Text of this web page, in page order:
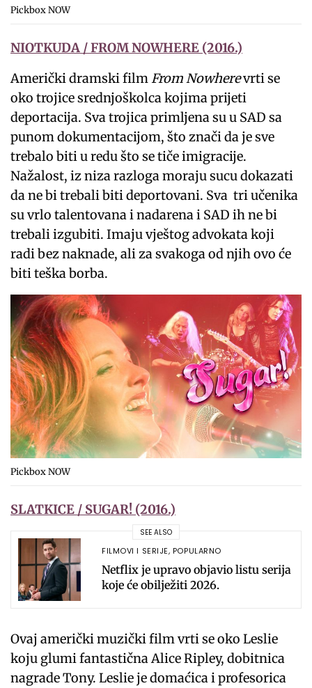
Pickbox NOW
NIOTKUDA / FROM NOWHERE (2016.)
Američki dramski film From Nowherevrti se
oko trojice srednjoškolca kojima prijeti
deportacija. Sva trojica primljena su u SAD sa
punom dokumentacijom, što znači da je sve
trebalo biti u redu što se tiče imigracije.
Nažalost, iz niza razloga moraju sucu dokazati
da ne bi trebali biti deportovani. Sva tri učenika
su vrlo talentovana i nadarena i SAD ih ne bi
trebali izgubiti. Imaju vještog advokata koji
radi bez naknade, ali za svakoga od njih ovo će
biti teška borba.
Pickbox NOW
SLATKICE / SUGAR! (2016.)
SEE ALSO
FILMOVI I SERIJE, POPULARNO
Netflix je upravo objavio listu serija
koje će obilježiti 2026.
Ovaj američki muzički film vrti se oko Leslie
koju glumi fantastična Alice Ripley, dobitnica
nagrade Tony. Leslie je domaćica i profesorica